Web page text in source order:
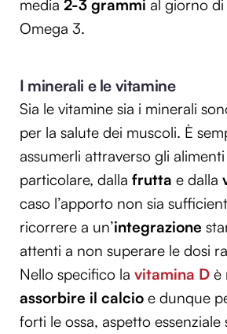
Utilizziamo i cookie per
annunci, per fornire funzionalità dei
nostri partner che si occupano di
pubblicità e social media, i quali
con altre informazioni che hai fornito
raccolto dal tuo utilizzo dei loro
media 2-3 grammi al giorno di
Omega 3.
I minerali e le vitamine
Sia le vitamine sia i minerali
per la salute dei muscoli. È
assumerli attraverso gli alimenti
particolare, dalla frutta e dalla
caso l’apporto non sia
ricorrere a un’integrazione
attenti a non superare le dosi
Nello specifico la vitamina D è
assorbire il calcio e dunque
forti le ossa, aspetto